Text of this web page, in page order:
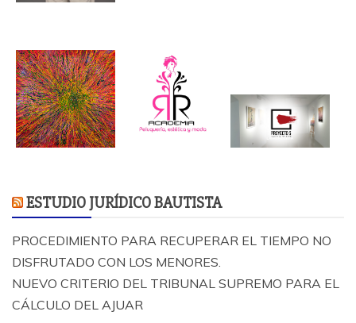
ESTUDIO JURÍDICO BAUTISTA
PROCEDIMIENTO PARA RECUPERAR EL TIEMPO NO
DISFRUTADO CON LOS MENORES.
NUEVO CRITERIO DEL TRIBUNAL SUPREMO PARA EL
CÁLCULO DEL AJUAR